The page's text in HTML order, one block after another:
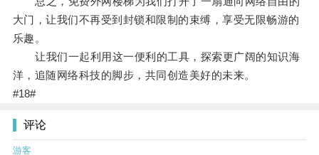
大门，让我们不再受到封锁和限制的束缚，享受无限畅游的
乐趣。
让我们一起利用这一便利的工具，探索更广阔的知识海
洋，追随网络科技的脚步，共同创造美好的未来。
#18#
评论
游客